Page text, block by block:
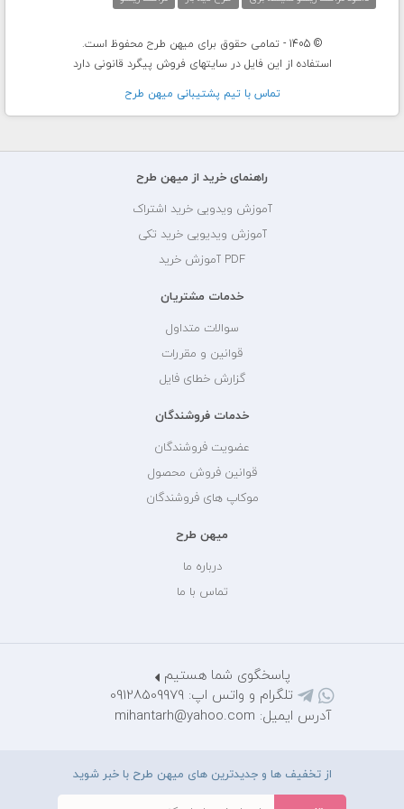
© 1405 - تمامی حقوق برای میهن طرح محفوظ است.
استفاده از این فایل در سایتهای فروش پیگرد قانونی دارد
تماس با تيم پشتيبانی ميهن طرح
راهنمای خرید از میهن طرح
آموزش ویدویی خرید اشتراک
آموزش ویدیویی خرید تکی
PDF آموزش خرید
خدمات مشتریان
سوالات متداول
قوانین و مقررات
گزارش خطای فایل
خدمات فروشندگان
عضویت فروشندگان
قوانین فروش محصول
موکاپ های فروشندگان
میهن طرح
درباره ما
تماس با ما
پاسخگوی شما هستیم
تلگرام و واتس اپ: 09128509979
آدرس ایمیل: mihantarh@yahoo.com
از تخفیف ها و جدیدترین های میهن طرح با خبر شوید